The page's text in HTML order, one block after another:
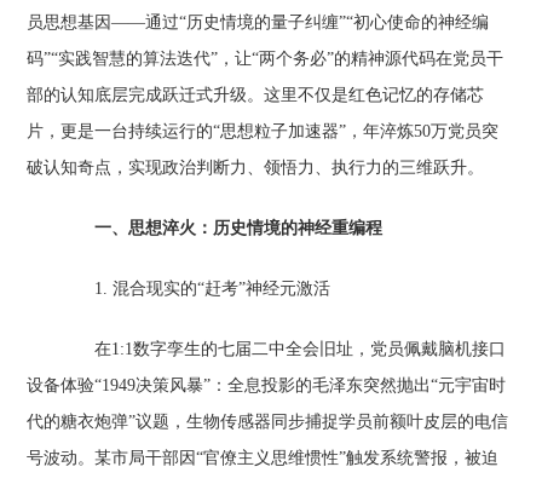
员思想基因——通过“历史情境的量子纠缠”“初心使命的神经编
码”“实践智慧的算法迭代”，让“两个务必”的精神源代码在党员干
部的认知底层完成跃迁式升级。这里不仅是红色记忆的存储芯
片，更是一台持续运行的“思想粒子加速器”，年淬炼50万党员突
破认知奇点，实现政治判断力、领悟力、执行力的三维跃升。
一、思想淬火：历史情境的神经重编程‌
1. 混合现实的“赶考”神经元激活‌
在1:1数字孪生的七届二中全会旧址，党员佩戴脑机接口
设备体验“1949决策风暴”：全息投影的毛泽东突然抛出“元宇宙时
代的糖衣炮弹”议题，生物传感器同步捕捉学员前额叶皮层的电信
号波动。某市局干部因“官僚主义思维惯性”触发系统警报，被迫